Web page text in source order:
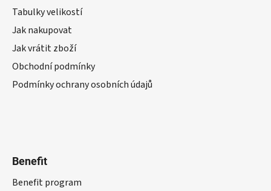
Tabulky velikostí
Jak nakupovat
Jak vrátit zboží
Obchodní podmínky
Podmínky ochrany osobních údajů
Benefit
Benefit program